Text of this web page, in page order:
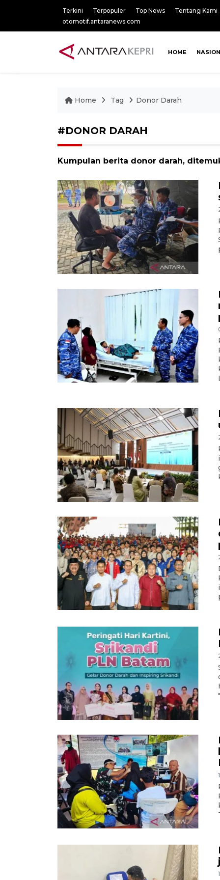
Terkini Terpopuler Top News
Tentang Kami
otomotif.antaranews.com
HOME
Home Tag Donor Darah
#DONOR DARAH
Kumpulan berita donor darah,